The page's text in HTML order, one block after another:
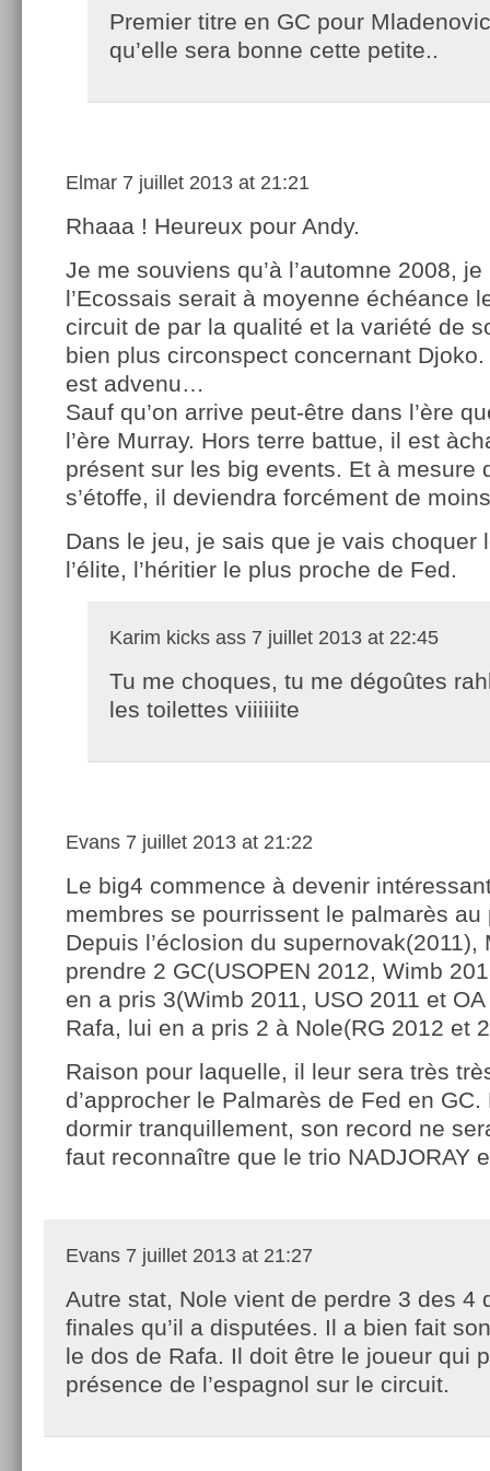
Premier titre en GC pour
qu’elle sera bonne cette petite..
Elmar 7 juillet 2013 at 21:21
Rhaaa ! Heureux pour Andy.
Je me souviens qu’à l’automne 2008,
l’Ecossais serait à moyenne échéance
circuit de par la qualité et la variété de
bien plus circonspect concernant Djoko.
est advenu…
Sauf qu’on arrive peut-être dans l’ère
l’ère Murray. Hors terre battue, il est
présent sur les big events. Et à mesure
s’étoffe, il deviendra forcément de
Dans le jeu, je sais que je vais choquer
l’élite, l’héritier le plus proche de Fed.
Karim kicks ass 7 juillet 2013 at 22:45
Tu me choques, tu me dégoûtes
les toilettes viiiiiite
Evans 7 juillet 2013 at 21:22
Le big4 commence à devenir
membres se pourrissent le palmarès au
Depuis l’éclosion du supernovak(2011),
prendre 2 GC(USOPEN 2012, Wimb
en a pris 3(Wimb 2011, USO 2011 et
Rafa, lui en a pris 2 à Nole(RG 2012 et
Raison pour laquelle, il leur sera très
d’approcher le Palmarès de Fed en
dormir tranquillement, son record ne
faut reconnaître que le trio NADJORAY
Evans 7 juillet 2013 at 21:27
Autre stat, Nole vient de perdre 3 des 4
finales qu’il a disputées. Il a bien fait
le dos de Rafa. Il doit être le joueur qui
présence de l’espagnol sur le circuit.